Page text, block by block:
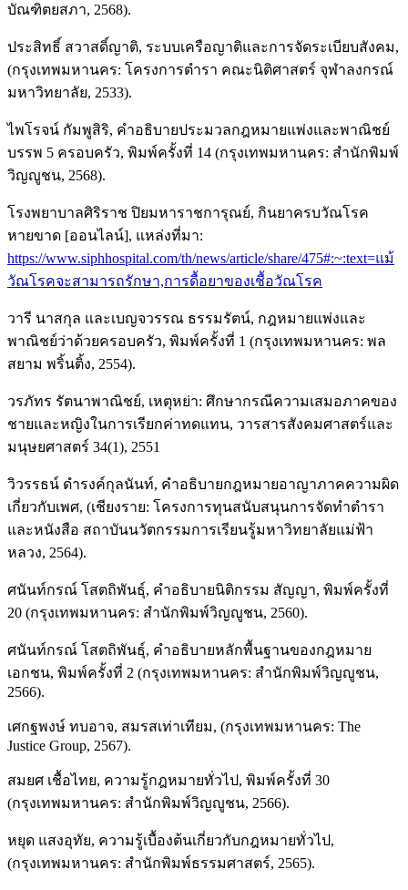
บัณฑิตยสภา, 2568).
ประสิทธิ์ สวาสดิ์ญาติ, ระบบเครือญาติและการจัดระเบียบสังคม,
(กรุงเทพมหานคร: โครงการตำรา คณะนิติศาสตร์ จุฬาลงกรณ์
มหาวิทยาลัย, 2533).
ไพโรจน์ กัมพูสิริ, คำอธิบายประมวลกฎหมายแพ่งและพาณิชย์
บรรพ 5 ครอบครัว, พิมพ์ครั้งที่ 14 (กรุงเทพมหานคร: สำนักพิมพ์
วิญญูชน, 2568).
โรงพยาบาลศิริราช ปิยมหาราชการุณย์, กินยาครบวัณโรค
หายขาด [ออนไลน์], แหล่งที่มา:
https://www.siphhospital.com/th/news/article/share/475#:~:text=แม้
วัณโรคจะสามารถรักษา,การดื้อยาของเชื้อวัณโรค
วารี นาสกุล และเบญจวรรณ ธรรมรัตน์, กฎหมายแพ่งและ
พาณิชย์ว่าด้วยครอบครัว, พิมพ์ครั้งที่ 1 (กรุงเทพมหานคร: พล
สยาม พริ้นติ้ง, 2554).
วรภัทร รัตนาพาณิชย์, เหตุหย่า: ศึกษากรณีความเสมอภาคของ
ชายและหญิงในการเรียกค่าทดแทน, วารสารสังคมศาสตร์และ
มนุษยศาสตร์ 34(1), 2551
วิวรรธน์ ดำรงค์กุลนันท์, คำอธิบายกฎหมายอาญาภาคความผิด
เกี่ยวกับเพศ, (เชียงราย: โครงการทุนสนับสนุนการจัดทำตำรา
และหนังสือ สถาบันนวัตกรรมการเรียนรู้มหาวิทยาลัยแม่ฟ้า
หลวง, 2564).
ศนันท์กรณ์ โสตถิพันธุ์, คำอธิบายนิติกรรม สัญญา, พิมพ์ครั้งที่
20 (กรุงเทพมหานคร: สำนักพิมพ์วิญญูชน, 2560).
ศนันท์กรณ์ โสตถิพันธุ์, คำอธิบายหลักพื้นฐานของกฎหมาย
เอกชน, พิมพ์ครั้งที่ 2 (กรุงเทพมหานคร: สำนักพิมพ์วิญญูชน,
2566).
เศกฐพงษ์ ทบอาจ, สมรสเท่าเทียม, (กรุงเทพมหานคร: The
Justice Group, 2567).
สมยศ เชื้อไทย, ความรู้กฎหมายทั่วไป, พิมพ์ครั้งที่ 30
(กรุงเทพมหานคร: สำนักพิมพ์วิญญูชน, 2566).
หยุด แสงอุทัย, ความรู้เบื้องต้นเกี่ยวกับกฎหมายทั่วไป,
(กรุงเทพมหานคร: สำนักพิมพ์ธรรมศาสตร์, 2565).